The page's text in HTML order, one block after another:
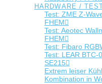
HARDWARE /
Test: ZME Z-
FHEM
Test: Aeotec
FHEM
Test: Fibaro
Test: LEAR BTC-
SE215
Extrem leiser
Kombination in